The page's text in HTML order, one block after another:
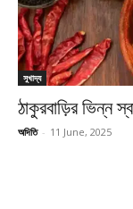
সুখাদ্য
ঠাকুরবাড়ির ভিন্ন
অদিতি - 11 June, 2025